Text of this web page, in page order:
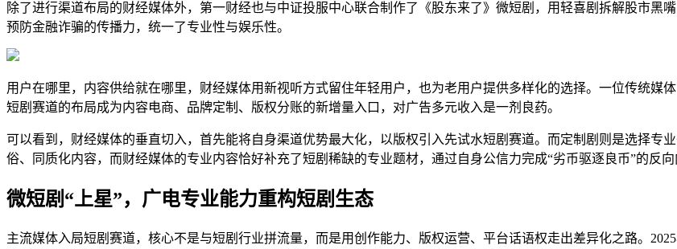
除了进行渠道布局的财经媒体外， 第一财经也与中证投服中心联合制作了《股东来了》微短剧，用轻喜剧拆解股市黑
预防金融诈骗的传播力，统一了专业性与娱乐性。
用户在哪里，内容供给就在哪里，财经媒体用新视听方式留住年轻用户，也为老用户提供多样化的选择。一位传统媒
短剧赛道的布局成为内容电商、品牌定制、版权分账的新增量入口，对广告多元收入是一剂良药。
可以看到，财经媒体的垂直切入，首先能将自身渠道优势最大化，以版权引入先试水短剧赛道。而定制剧则是选择专
俗、同质化内容，而财经媒体的专业内容恰好补充了短剧稀缺的专业题材，通过自身公信力完成“劣币驱逐良币”的反向
微短剧“上星”，广电专业能力重构短剧生态
主流媒体入局短剧赛道，核心不是与短剧行业拼流量，而是用创作能力、版权运营、平台话语权走出差异化之路。2025